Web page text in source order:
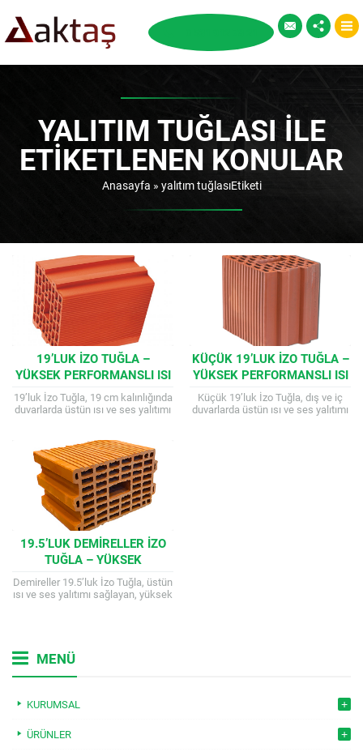
YALITIM TUĞLASI ILE
ETIKETLENEN KONULAR
Anasayfa » yalıtım tuğlasıEtiketi
19’LUK İZO TUĞLA –
YÜKSEK PERFORMANSLI ISI
VE SES YALITIM TUĞLASI
19’luk İzo Tuğla, 19 cm kalınlığında
duvarlarda üstün ısı ve ses yalıtımı
ve...
KÜÇÜK 19’LUK İZO TUĞLA –
YÜKSEK PERFORMANSLI ISI
VE SES YALITIM TUĞLASI
Küçük 19’luk İzo Tuğla, dış ve iç
duvarlarda üstün ısı ve ses yalıtımı
19.5’LUK DEMIRELLER İZO
TUĞLA – YÜKSEK
PERFORMANSLI YALITIM
TUĞLASI
Demireller 19.5’luk İzo Tuğla, üstün
ısı ve ses yalıtımı sağlayan, yüksek
MENÜ
KURUMSAL
ÜRÜNLER